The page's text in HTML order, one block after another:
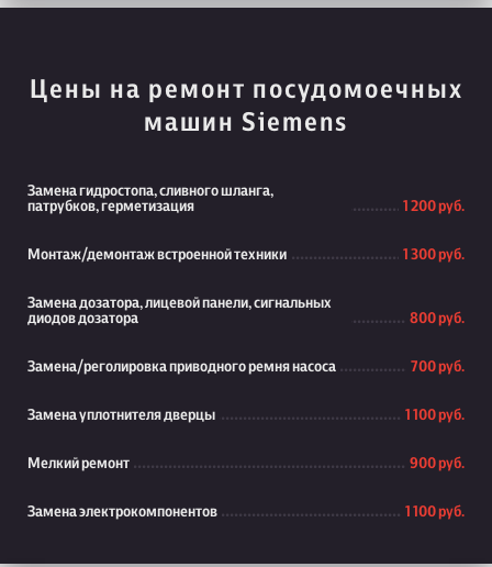
Цены на ремонт посудомоечных
машин Siemens
Замена гидростопа, сливного шланга,
патрубков, герметизация
1 200 руб.
Монтаж/демонтаж встроенной техники 1 300 руб.
Замена дозатора, лицевой панели, сигнальных
диодов дозатора
800 руб.
Замена/реголировка приводного ремня насоса 700 руб.
Замена уплотнителя дверцы 1 100 руб.
Мелкий ремонт 900 руб.
Замена электрокомпонентов 1 100 руб.